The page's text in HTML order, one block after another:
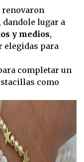
renovaron
dandole lugar a
y medios,
elegidas para
completar un
como